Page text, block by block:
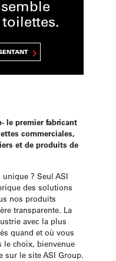
le premier fabricant
commerciales,
et de produits de
? Seul ASI
des solutions
nos produits
transparente. La
avec la plus
quand et où vous
le choix, bienvenue
sur le site ASI Group.